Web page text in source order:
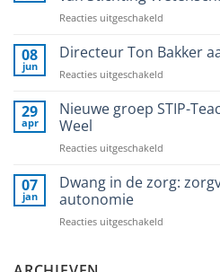
in
PRODEM
Reacties uitgeschakeld
Kallewaard
toegetreden
bestuur
08
jun
Directeur Ton Bakker
Reacties uitgeschakeld
Ton
Bakker
29
apr
Nieuwe groep STIP-
Weel
Reacties uitgeschakeld
groep
STIP-
07
jan
Dwang in de zorg:
autonomie
Reacties uitgeschakeld